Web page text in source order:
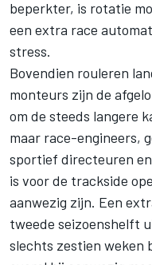
beperkter, is rotatie
een extra race
stress.
Bovendien rouleren
monteurs zijn de
om de steeds langere
maar race-engineers,
sportief directeuren
is voor de trackside
aanwezig zijn. Een
tweede seizoenshelft
slechts zestien weken